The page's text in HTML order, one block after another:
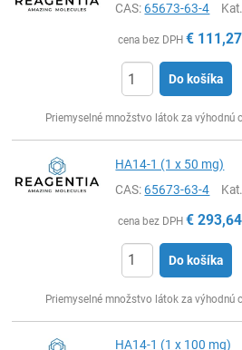
CAS:65673-63-4
cena bez DPH € 111,27
Do košíka
Priemyselné množstvo látok za výhodnú
HA14-1 (1 x 50 mg)
CAS:65673-63-4
cena bez DPH € 293,64
Do košíka
Priemyselné množstvo látok za výhodnú
HA14-1 (1 x 100 mg)